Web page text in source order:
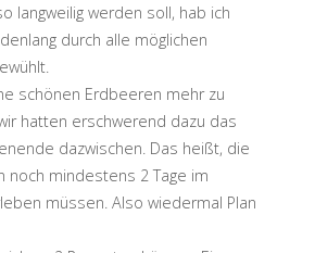
langweilig werden soll, hab ich
durch alle möglichen
schönen Erdbeeren mehr zu
hatten erschwerend dazu das
dazwischen. Das heißt, die
noch mindestens 2 Tage im
müssen. Also wiedermal Plan